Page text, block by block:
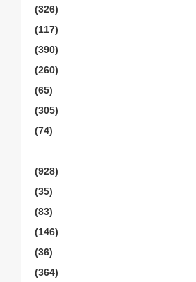
(326)
(117)
(390)
(260)
(65)
(305)
(74)
(928)
(35)
(83)
(146)
(36)
(364)